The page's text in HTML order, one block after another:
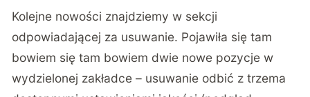
Kolejne nowości znajdziemy w sekcji
odpowiadającej za usuwanie. Pojawiła się tam
bowiem się tam bowiem dwie nowe pozycje w
wydzielonej zakładce – usuwanie odbić z trzema